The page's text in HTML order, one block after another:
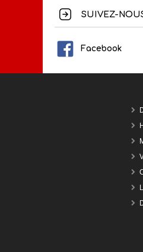
SUIVEZ-
Facebook